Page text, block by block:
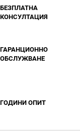
БЕЗПЛАТНА
КОНСУЛТАЦИЯ
ГАРАНЦИОННО
ОБСЛУЖВАНЕ
ГОДИНИ ОПИТ